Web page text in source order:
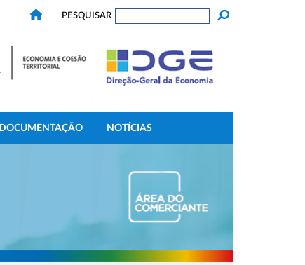
PESQUISAR
DOCUMENTAÇÃO NOTÍCIAS